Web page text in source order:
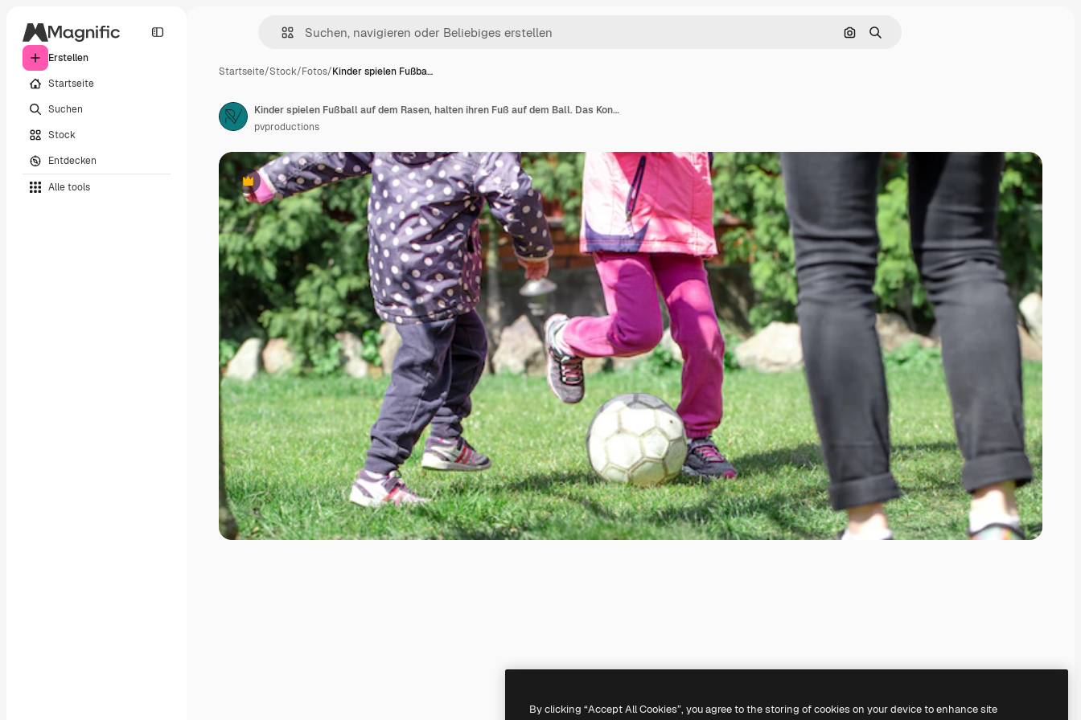
Erstellen
Startseite
Suchen
Stock
Entdecken
Alle tools
Nach Bild suchen
Suchen
Startseite/Stock/Fotos/Kinder spielen Fußba…
Premium
Kinder spielen Fußball auf dem Rasen, halten ihren Fuß auf dem Ball. Das Konzept eines Teamspiels.
pvproductions
By clicking “Accept All Cookies”, you agree to the storing of cookies on your device to enhance site